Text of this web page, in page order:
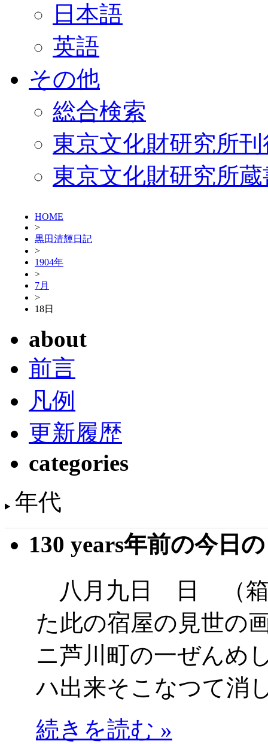
日本語
英語
その他
総合検索
東京文化財研究所
東京文化財研究所
HOME
>
黒田清輝日記
>
1904年
>
7月
>
18日
about
前言
凡例
更新履歴
categories
年代
130 years年前の今日
八月九日 日 （箱
た此の宿屋の見世の
ニ芦川町の一ぜんめ
ハ出来そこなつて消
続きを読む »